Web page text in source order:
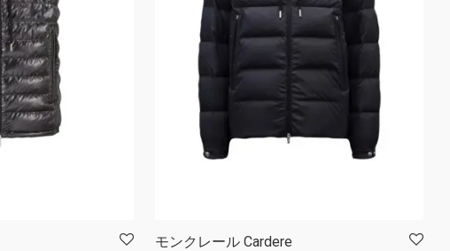
モンクレール Cardere